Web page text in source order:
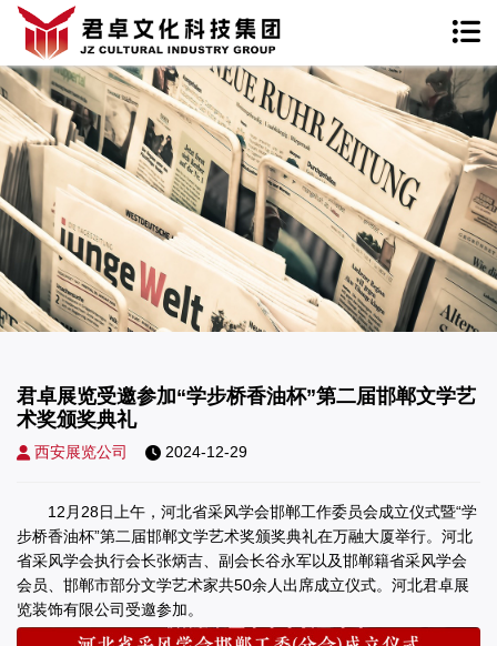
君卓展览受邀参加“学步桥香油杯”第二届邯郸文学艺
术奖颁奖典礼
西安展览公司 2024-12-29
12月28日上午，河北省采风学会邯郸工作委员会成立仪式暨“学
步桥香油杯”第二届邯郸文学艺术奖颁奖典礼在万融大厦举行。河北
省采风学会执行会长张炳吉、副会长谷永军以及邯郸籍省采风学会
会员、邯郸市部分文学艺术家共50余人出席成立仪式。河北君卓展
览装饰有限公司受邀参加。